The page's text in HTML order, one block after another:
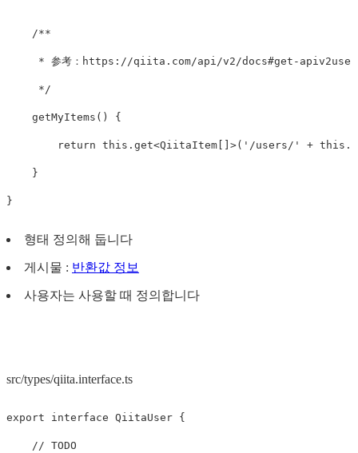
/**
* 参考：https://qiita.com/api/v2/docs#get-
     */
getMyItems () {
return this . get<QiitaItem >( ' /users/ ' + this .
}
}
형태 정의해 둡니다
게시물 : 반환값 정보
사용자는 사용할 때 정의합니다
src/types/qiita.interface.ts
export interface QiitaUser {
// TODO